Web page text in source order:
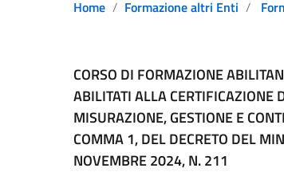
Home Formazione altri Enti
CORSO DI FORMAZIONE
ABILITATI ALLA CERTIFICAZIONE
MISURAZIONE, GESTIONE E
COMMA 1, DEL DECRETO DEL
NOVEMBRE 2024, N. 211